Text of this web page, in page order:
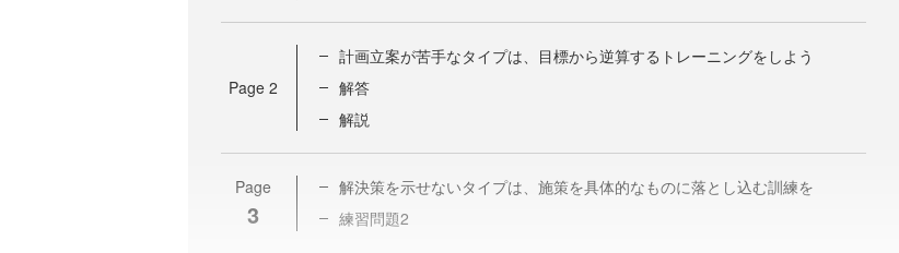
Page 2
計画立案が苦手なタイプは、目標から逆算するトレーニングをしよう
解答
解説
Page
3
解決策を示せないタイプは、施策を具体的なものに落とし込む訓練を
練習問題2